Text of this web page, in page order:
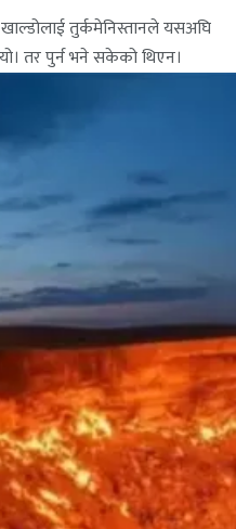
तुर्कमेनिस्तानले यसअघि
तर पुर्न भने सकेको थिएन।